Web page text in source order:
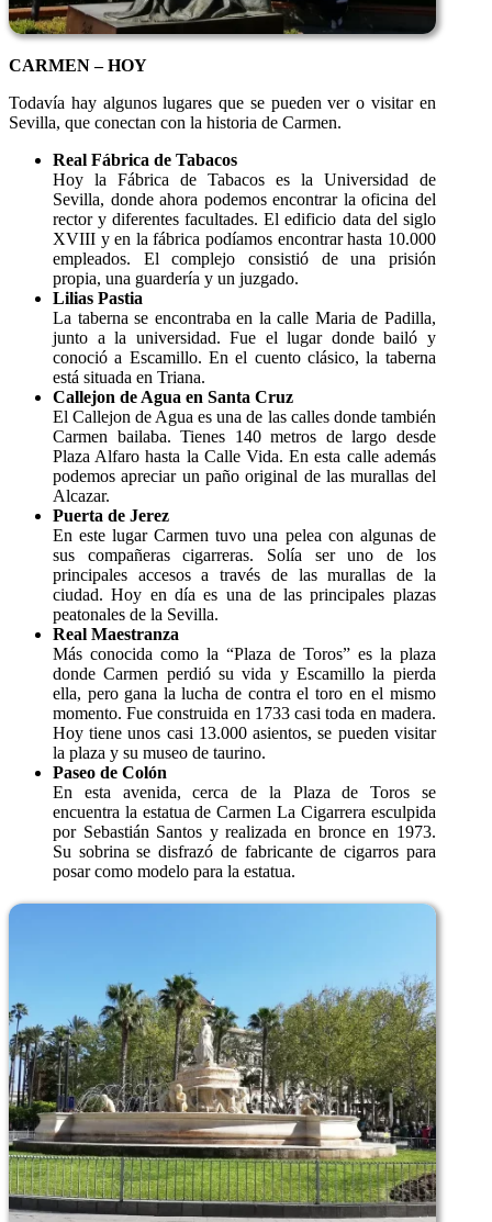
CARMEN – HOY
Todavía hay algunos lugares que se pueden ver o visitar en
Sevilla, que conectan con la historia de Carmen.
Real Fábrica de Tabacos
Hoy la Fábrica de Tabacos es la Universidad de
Sevilla, donde ahora podemos encontrar la oficina del
rector y diferentes facultades. El edificio data del siglo
XVIII y en la fábrica podíamos encontrar hasta 10.000
empleados. El complejo consistió de una prisión
propia, una guardería y un juzgado.
Lilias Pastia
La taberna se encontraba en la calle Maria de Padilla,
junto a la universidad. Fue el lugar donde bailó y
conoció a Escamillo. En el cuento clásico, la taberna
está situada en Triana.
Callejon de Agua en Santa Cruz
El Callejon de Agua es una de las calles donde también
Carmen bailaba. Tienes 140 metros de largo desde
Plaza Alfaro hasta la Calle Vida. En esta calle además
podemos apreciar un paño original de las murallas del
Alcazar.
Puerta de Jerez
En este lugar Carmen tuvo una pelea con algunas de
sus compañeras cigarreras. Solía ​​ser uno de los
principales accesos a través de las murallas de la
ciudad. Hoy en día es una de las principales plazas
peatonales de la Sevilla.
Real Maestranza
Más conocida como la “Plaza de Toros” es la plaza
donde Carmen perdió su vida y Escamillo la pierda
ella, pero gana la lucha de contra el toro en el mismo
momento. Fue construida en 1733 casi toda en madera.
Hoy tiene unos casi 13.000 asientos, se pueden visitar
la plaza y su museo de taurino.
Paseo de Colón
En esta avenida, cerca de la Plaza de Toros se
encuentra la estatua de Carmen La Cigarrera esculpida
por Sebastián Santos y realizada en bronce en 1973.
Su sobrina se disfrazó de fabricante de cigarros para
posar como modelo para la estatua.